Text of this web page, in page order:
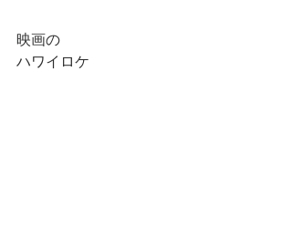
映画の
ハワイロケ